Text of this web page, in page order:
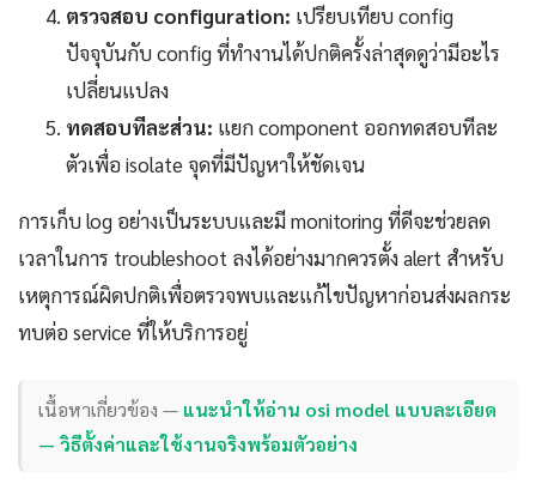
ตรวจสอบ configuration: เปรียบเทียบ config
ปัจจุบันกับ config ที่ทำงานได้ปกติครั้งล่าสุดดูว่ามีอะไร
เปลี่ยนแปลง
ทดสอบทีละส่วน: แยก component ออกทดสอบทีละ
ตัวเพื่อ isolate จุดที่มีปัญหาให้ชัดเจน
การเก็บ log อย่างเป็นระบบและมี monitoring ที่ดีจะช่วยลด
เวลาในการ troubleshoot ลงได้อย่างมากควรตั้ง alert สำหรับ
เหตุการณ์ผิดปกติเพื่อตรวจพบและแก้ไขปัญหาก่อนส่งผลกระ
ทบต่อ service ที่ให้บริการอยู่
เนื้อหาเกี่ยวข้อง — แนะนำให้อ่าน osi model แบบละเอียด
— วิธีตั้งค่าและใช้งานจริงพร้อมตัวอย่าง